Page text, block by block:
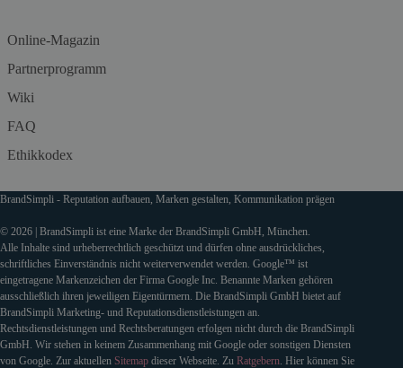
Online-Magazin
Partnerprogramm
Wiki
FAQ
Ethikkodex
BrandSimpli - Reputation aufbauen, Marken gestalten, Kommunikation prägen
© 2026 | BrandSimpli ist eine Marke der BrandSimpli GmbH, München.
Alle Inhalte sind urheberrechtlich geschützt und dürfen ohne ausdrückliches,
schriftliches Einverständnis nicht weiterverwendet werden. Google™ ist
eingetragene Markenzeichen der Firma Google Inc. Benannte Marken gehören
ausschließlich ihren jeweiligen Eigentürmern. Die BrandSimpli GmbH bietet auf
BrandSimpli Marketing- und Reputationsdienstleistungen an.
Rechtsdienstleistungen und Rechtsberatungen erfolgen nicht durch die BrandSimpli
GmbH. Wir stehen in keinem Zusammenhang mit Google oder sonstigen Diensten
von Google. Zur aktuellen Sitemap dieser Webseite. Zu Ratgebern. Hier können Sie